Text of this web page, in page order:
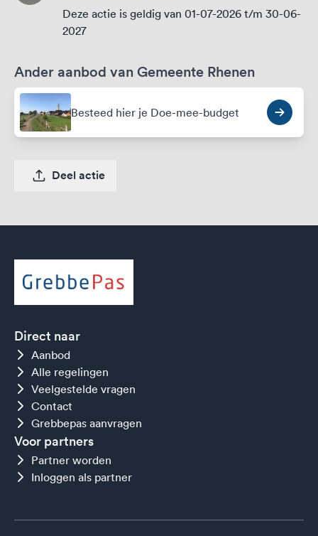
Deze actie is geldig van 01-07-2026 t/m 30-06-
2027
Ander aanbod van Gemeente Rhenen
Besteed hier je Doe-mee-budget
Deel actie
Direct naar
Aanbod
Alle regelingen
Veelgestelde vragen
Contact
Grebbepas aanvragen
Voor partners
Partner worden
Inloggen als partner